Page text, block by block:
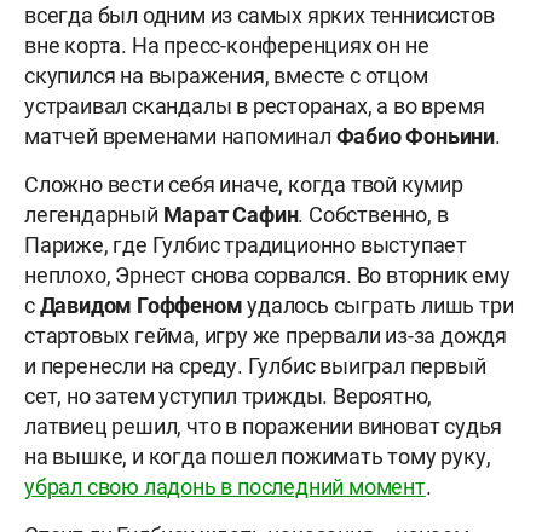
всегда был одним из самых ярких теннисистов
вне корта. На пресс-конференциях он не
скупился на выражения, вместе с отцом
устраивал скандалы в ресторанах, а во время
матчей временами напоминал Фабио Фоньини.
Сложно вести себя иначе, когда твой кумир
легендарный Марат Сафин. Собственно, в
Париже, где Гулбис традиционно выступает
неплохо, Эрнест снова сорвался. Во вторник ему
сДавидом Гоффеномудалось сыграть лишь три
стартовых гейма, игру же прервали из-за дождя
и перенесли на среду. Гулбис выиграл первый
сет, но затем уступил трижды. Вероятно,
латвиец решил, что в поражении виноват судья
на вышке, и когда пошел пожимать тому руку,
убрал свою ладонь в последний момент.